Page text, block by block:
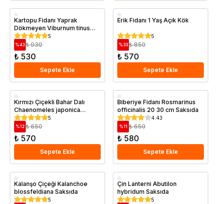
Saksıda
Kartopu Fidanı Yaprak
Dökmeyen Viburnum tinus
Eve Price 20 40 cm Saksıda
5
%43 ₺ 930
₺ 530
Sepete Ekle
Aşılı
Erik Fidanı 1 Yaş Açık Kök
5
%33 ₺ 850
₺ 570
Sepete Ekle
Saksıda
Kırmızı Çiçekli Bahar Dalı
Chaenomeles japonica
Sargentii 20 40 cm Saksıda
5
%12 ₺ 650
₺ 570
Sepete Ekle
Saksıda
Biberiye Fidanı Rosmarinus
officinalis 20 30 cm Saksıda
4.43
%11 ₺ 650
₺ 580
Sepete Ekle
Saksıda
Kalanşo Çiçeği Kalanchoe
blossfeldiana Saksıda
5
Saksıda
Çin Lanterni Abutilon
hybridum Saksıda
5